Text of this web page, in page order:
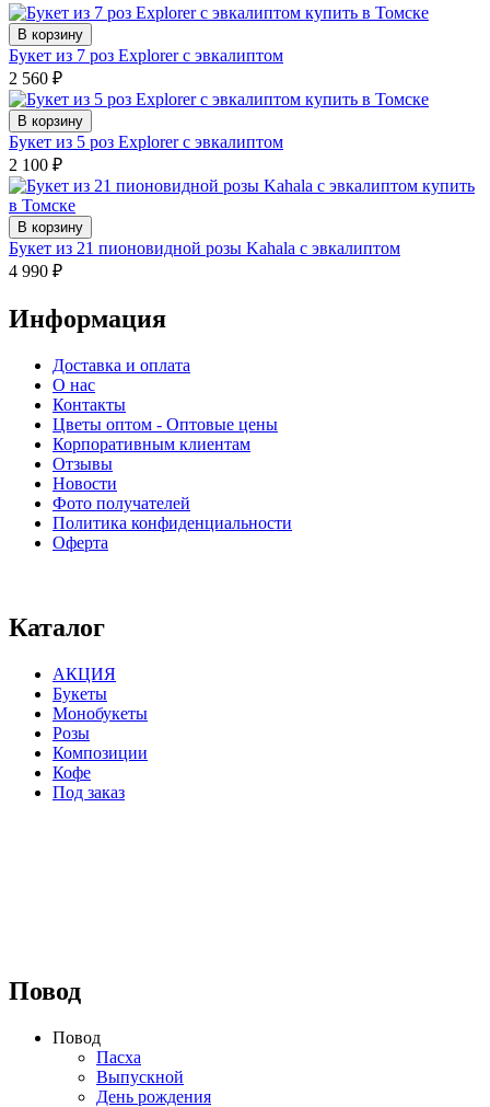
В корзину
Букет из 7 роз Explorer с эвкалиптом
2 560 ₽
В корзину
Букет из 5 роз Explorer с эвкалиптом
2 100 ₽
В корзину
Букет из 21 пионовидной розы Kahala с эвкалиптом
4 990 ₽
Информация
Доставка и оплата
О нас
Контакты
Цветы оптом - Оптовые цены
Корпоративным клиентам
Отзывы
Новости
Фото получателей
Политика конфиденциальности
Оферта
Каталог
АКЦИЯ
Букеты
Монобукеты
Розы
Композиции
Кофе
Под заказ
Повод
Повод
Пасха
Выпускной
День рождения